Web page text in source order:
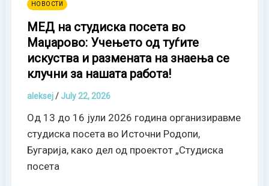
НОВОСТИ
МЕД на студиска посета во
Маџарово: Учењето од туѓите
искуства и размената на знаења се
клучни за нашата работа!
aleksej/ July 22, 2026
Од 13 до 16 јули 2026 година организиравме
студиска посета во Источни Родопи,
Бугарија, како дел од проектот „Студиска
посета